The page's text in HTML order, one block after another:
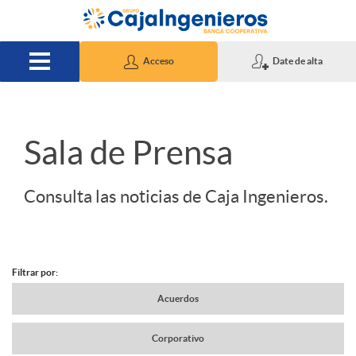
Saltar al contenido principal
Acceso Date de alta
S
Sala de Prensa
Consulta las noticias de Caja Ingenieros.
N
Filtrar por:
Acuerdos
Corporativo